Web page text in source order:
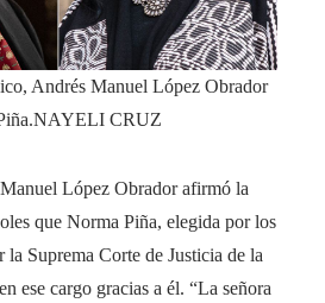
Andrés Manuel López Obrador
NAYELI CRUZ
López Obrador afirmó la
que Norma Piña, elegida por los
la Suprema Corte de Justicia de la
ese cargo gracias a él. “La señora